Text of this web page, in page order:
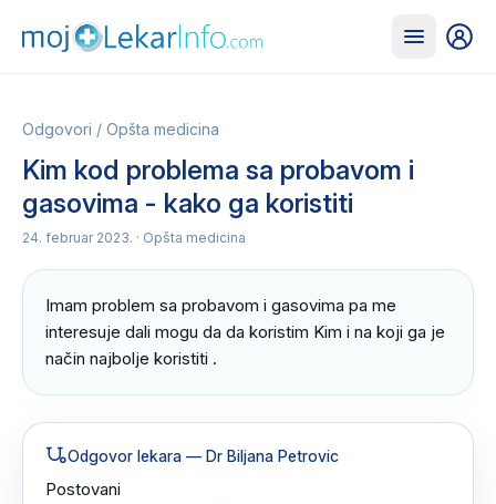
Odgovori / Opšta medicina
Kim kod problema sa probavom i
gasovima - kako ga koristiti
24. februar 2023. · Opšta medicina
Imam problem sa probavom i gasovima pa me
interesuje dali mogu da da koristim Kim i na koji ga je
način najbolje koristiti .
Odgovor lekara — Dr Biljana Petrovic
Postovani